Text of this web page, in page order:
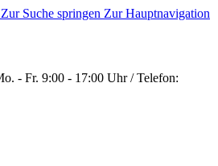
Zur Suche springen Zur Hauptnavigation
- Fr. 9:00 - 17:00 Uhr / Telefon: